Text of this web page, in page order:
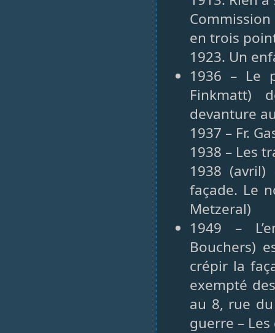
en trois
1923. Un
1936 – Le
Finkmatt)
devanture
1937 – Fr.
1938 – Les
1938
façade. Le
Metzeral)
1949 –
Bouchers)
crépir la
exempté
au 8, rue
guerre –